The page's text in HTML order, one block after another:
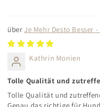
Je Mehr Desto Besser
Kathrin Monien
Tolle Qualität und
Tolle Qualität und
Genau das richtige für